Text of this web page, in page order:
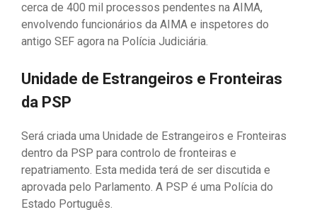
cerca de 400 mil processos pendentes na AIMA,
envolvendo funcionários da AIMA e inspetores do
antigo SEF agora na Polícia Judiciária.
Unidade de Estrangeiros e Fronteiras
da PSP
Será criada uma Unidade de Estrangeiros e Fronteiras
dentro da PSP para controlo de fronteiras e
repatriamento. Esta medida terá de ser discutida e
aprovada pelo Parlamento. A PSP é uma Polícia do
Estado Português.